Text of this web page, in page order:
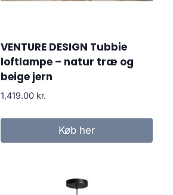
VENTURE DESIGN Tubbie
loftlampe – natur træ og
beige jern
1,419.00 kr.
Køb her